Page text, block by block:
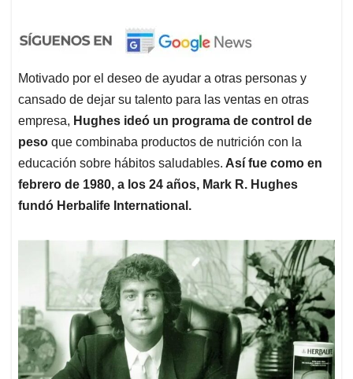
Motivado por el deseo de ayudar a otras personas y
cansado de dejar su talento para las ventas en otras
empresa, Hughes ideó un programa de control de
peso que combinaba productos de nutrición con la
educación sobre hábitos saludables. Así fue como en
febrero de 1980, a los 24 años, Mark R. Hughes
fundó Herbalife International.